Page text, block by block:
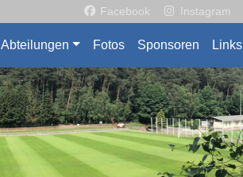
Facebook Instagram
Abteilungen Fotos Sponsoren Links